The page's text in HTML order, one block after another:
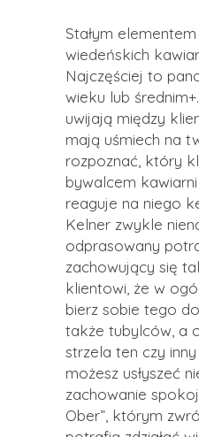
Stałym
wiedeńskich
Najczęściej to
wieku lub
uwijają między
mają uśmiech na
rozpoznać, który
bywalcem
reaguje na niego
Kelner zwykle
odprasowany
zachowujący się
klientowi, że w
bierz sobie tego
także tubylców, a
strzela ten czy inny
możesz usłyszeć
zachowanie
Ober”, którym